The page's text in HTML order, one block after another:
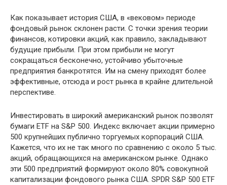
Как показывает история США, в «вековом» периоде
фондовый рынок склонен расти. С точки зрения теории
финансов, котировки акций, как правило, закладывают
будущие прибыли. При этом прибыли не могут
сокращаться бесконечно, устойчиво убыточные
предприятия банкротятся. Им на смену приходят более
эффективные, отсюда и рост рынка в крайне длительной
перспективе.
Инвестировать в широкий американский рынок позволят
бумаги ETF на S&P 500. Индекс включает акции примерно
500 крупнейших публично торгуемых корпораций США.
Кажется, что их не так много по сравнению с около 5 тыс.
акций, обращающихся на американском рынке. Однако
эти 500 предприятий формируют около 80% совокупной
капитализации фондового рынка США. SPDR S&P 500 ETF